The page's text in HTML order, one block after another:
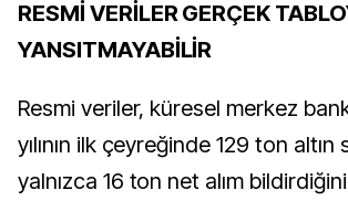
RESMİ VERİLER GERÇEK
YANSITMAYABİLİR
Resmi veriler, küresel merkez
yılının ilk çeyreğinde 129 ton altın
yalnızca 16 ton net alım